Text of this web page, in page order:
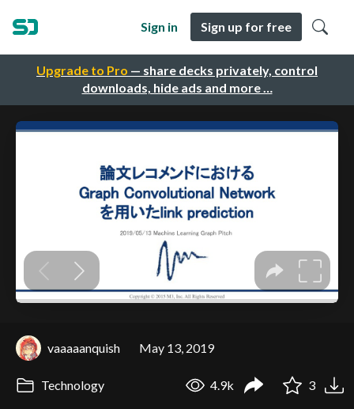
Upgrade to Pro — share decks privately, control
downloads, hide ads and more …
Sign in Sign up for free
vaaaaanquish May 13, 2019
Technology 4.9k 3